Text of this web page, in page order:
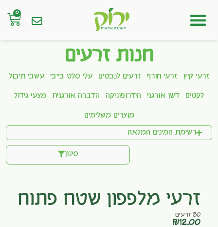
0
חנות זרעים
זרעי קיץ זרעי חורף זרעים לנבטים עלי סלט בייבי עשבי תיבול
לקטים דשן אורגני הידרופוניקה הדברה אורגנית מצעי גידול
מוצרים משלימים
רשימת המינים המלאה
סינון
זרעי מלפפון שטח פתוח
30 זרעים
₪12.00